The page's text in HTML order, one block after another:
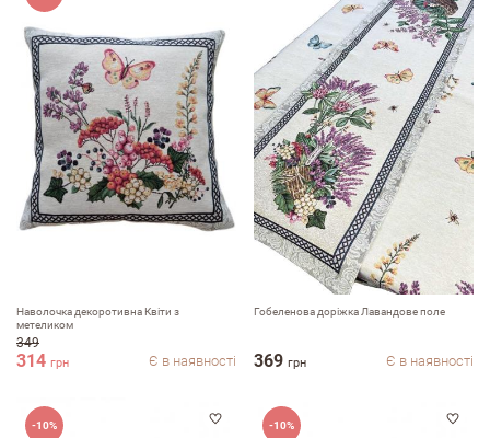
Наволочка декоротивна Квіти з
метеликом
349
314 грн Є в наявності
Гобеленова доріжка Лавандове поле
369 грн Є в наявності
-10% -10%
Залишити вiдгук про магазин